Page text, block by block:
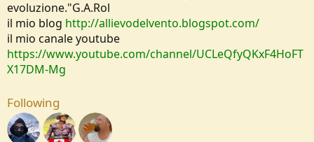
evoluzione."G.A.Rol
il mio blog http://allievodelvento.blogspot.com/
il mio canale youtube
https://www.youtube.com/channel/UCLeQfyQKxF4HoFT
X17DM-Mg
Following